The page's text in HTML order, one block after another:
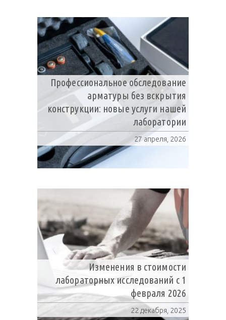
Профессиональное обследование
арматуры без вскрытия
конструкции: новые услуги нашей
лаборатории
27 апреля, 2026
Изменения в стоимости
лабораторных исследований с 1
февраля 2026
22 декабря, 2025